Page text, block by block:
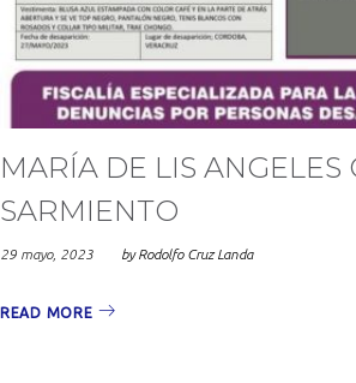
MARÍA DE LIS ANGELES
SARMIENTO
29 mayo, 2023 byRodolfo Cruz Landa
READ MORE